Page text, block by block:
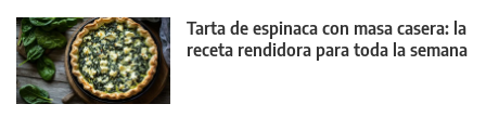
Tarta de espinaca con masa casera: la
receta rendidora para toda la semana